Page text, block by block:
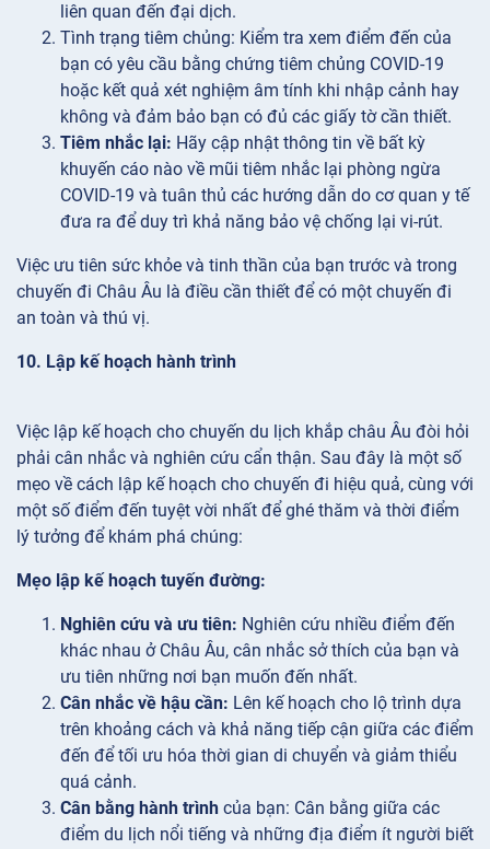
liên quan đến đại dịch.
Tình trạng tiêm chủng: Kiểm tra xem điểm đến của
bạn có yêu cầu bằng chứng tiêm chủng COVID-19
hoặc kết quả xét nghiệm âm tính khi nhập cảnh hay
không và đảm bảo bạn có đủ các giấy tờ cần thiết.
Tiêm nhắc lại: Hãy cập nhật thông tin về bất kỳ
khuyến cáo nào về mũi tiêm nhắc lại phòng ngừa
COVID-19 và tuân thủ các hướng dẫn do cơ quan y tế
đưa ra để duy trì khả năng bảo vệ chống lại vi-rút.
Việc ưu tiên sức khỏe và tinh thần của bạn trước và trong
chuyến đi Châu Âu là điều cần thiết để có một chuyến đi
an toàn và thú vị.
10. Lập kế hoạch hành trình
Việc lập kế hoạch cho chuyến du lịch khắp châu Âu đòi hỏi
phải cân nhắc và nghiên cứu cẩn thận. Sau đây là một số
mẹo về cách lập kế hoạch cho chuyến đi hiệu quả, cùng với
một số điểm đến tuyệt vời nhất để ghé thăm và thời điểm
lý tưởng để khám phá chúng:
Mẹo lập kế hoạch tuyến đường:
Nghiên cứu và ưu tiên: Nghiên cứu nhiều điểm đến
khác nhau ở Châu Âu, cân nhắc sở thích của bạn và
ưu tiên những nơi bạn muốn đến nhất.
Cân nhắc về hậu cần: Lên kế hoạch cho lộ trình dựa
trên khoảng cách và khả năng tiếp cận giữa các điểm
đến để tối ưu hóa thời gian di chuyển và giảm thiểu
quá cảnh.
Cân bằng hành trình của bạn: Cân bằng giữa các
điểm du lịch nổi tiếng và những địa điểm ít người biết